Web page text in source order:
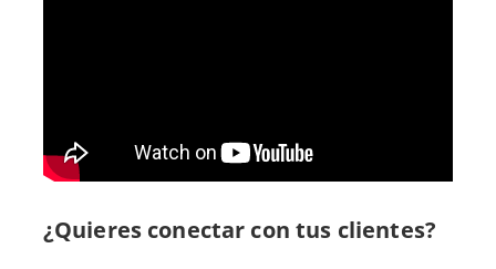
¿Quieres conectar con tus clientes?